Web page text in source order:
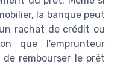
la banque peut
rachat de crédit ou
que l’emprunteur
rembourser le prêt